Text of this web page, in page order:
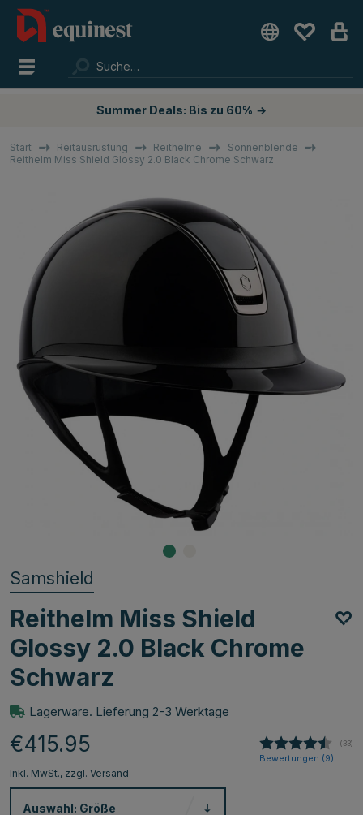
Summer Deals: Bis zu 60% →
Start Reitausrüstung Reithelme
Sonnenblende
Reithelm Miss Shield Glossy 2.0 Black Chrome Schwarz
Samshield
Reithelm Miss Shield
Glossy 2.0 Black Chrome
Schwarz
Lagerware. Lieferung 2-3 Werktage
€415.95 (33)
Bewertungen (9)
Inkl. MwSt., zzgl. Versand
Auswahl: Größe